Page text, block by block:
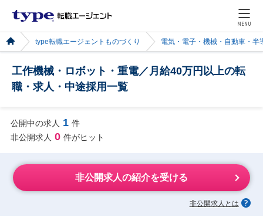
MENU
type転職エージェントものづくり 電気・電子・機械・自動車・半
工作機械・ロボット・重電／月給40万円以上の転
職・求人・中途採用一覧
公開中の求人 1 件
非公開求人 0 件がヒット
非公開求人の紹介を受ける
非公開求人とは